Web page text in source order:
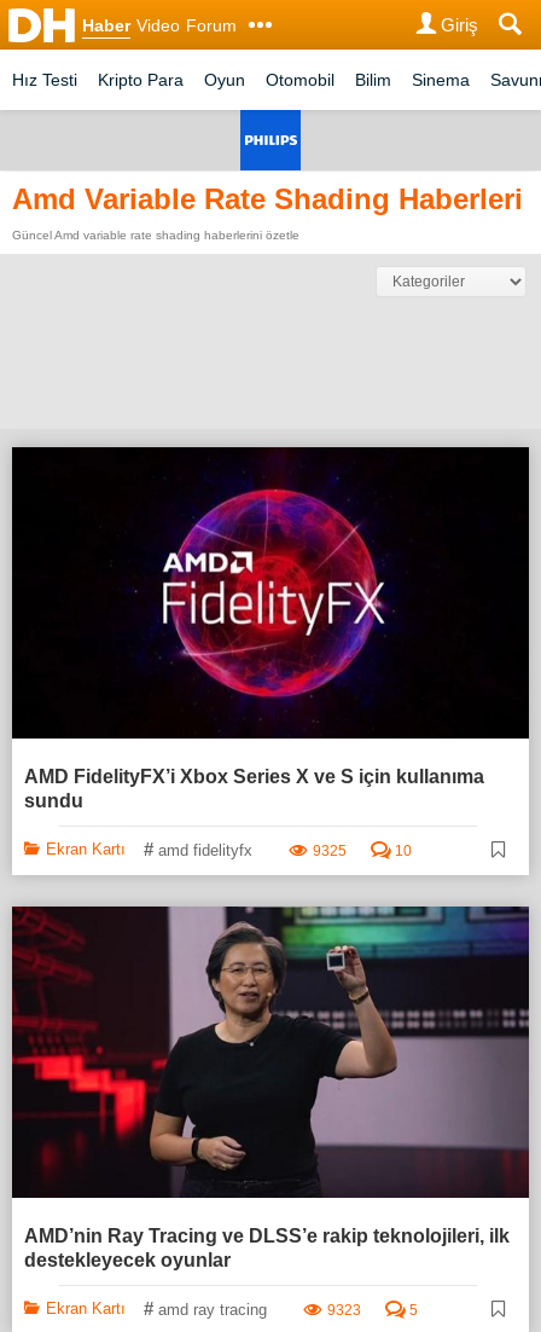
Haber Video Forum Giriş
Hız Testi Kripto Para Oyun Otomobil Bilim Sinema
Amd Variable Rate Shading Haberleri
Güncel Amd variable rate shading haberlerini özetle
AMD FidelityFX’i Xbox Series X ve S için kullanıma
sundu
Ekran Kartı # amd fidelityfx 9325 10
AMD’nin Ray Tracing ve DLSS’e rakip teknolojileri, ilk
destekleyecek oyunlar
Ekran Kartı # amd ray tracing 9323 5